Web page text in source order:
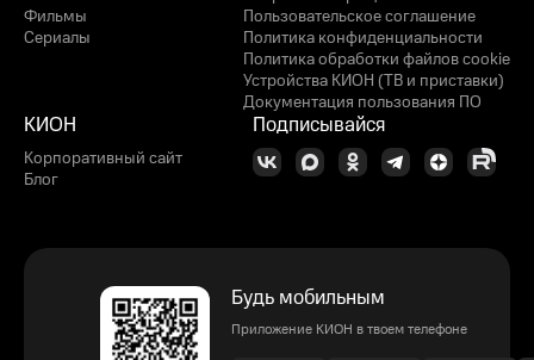
Фильмы
Сериалы
Пользовательское соглашение
Политика конфиденциальности
Политика обработки файлов cookie
Устройства КИОН (ТВ и приставки)
Документация пользования ПО
КИОН
Корпоративный сайт
Блог
Подписывайся
Будь мобильным
Приложение КИОН в твоем телефоне